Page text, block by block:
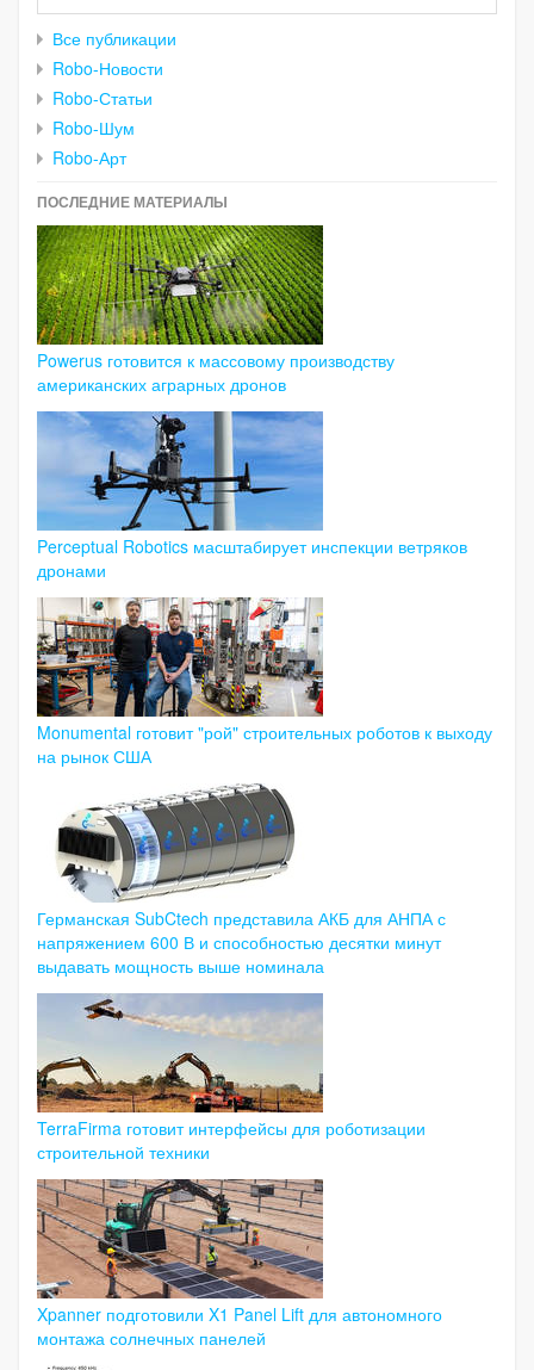
Все публикации
Robo-Новости
Robo-Статьи
Robo-Шум
Robo-Арт
ПОСЛЕДНИЕ МАТЕРИАЛЫ
Powerus готовится к массовому производству
американских аграрных дронов
Perceptual Robotics масштабирует инспекции ветряков
дронами
Monumental готовит "рой" строительных роботов к выходу
на рынок США
Германская SubCtech представила АКБ для АНПА с
напряжением 600 В и способностью десятки минут
выдавать мощность выше номинала
TerraFirma готовит интерфейсы для роботизации
строительной техники
Xpanner подготовили X1 Panel Lift для автономного
монтажа солнечных панелей